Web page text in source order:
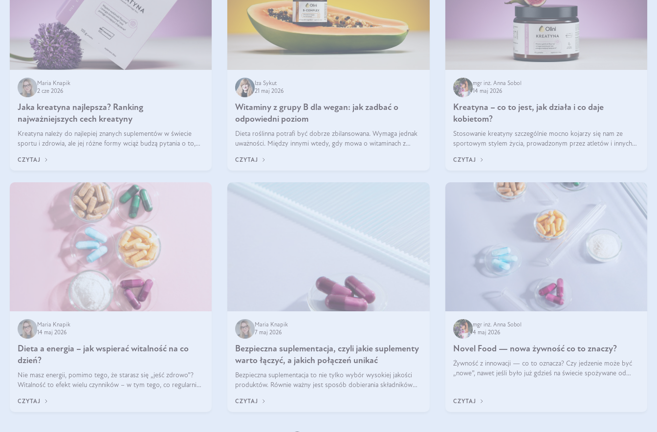
Maria Knapik
2 cze 2026
Jaka kreatyna najlepsza? Ranking
najważniejszych cech kreatyny
Kreatyna należy do najlepiej znanych suplementów w świecie
sportu i zdrowia, ale jej różne formy wciąż budzą pytania o to,
przyglądamy się temu, jaka forma kreatyny jest najlepsza.
CZYTAJ
Iza Sykut
21 maj 2026
Witaminy z grupy B dla wegan: jak zadbać o
odpowiedni poziom
Dieta roślinna potrafi być dobrze zbilansowana. Wymaga jednak
uważności. Między innymi wtedy, gdy mowa o witaminach z
naczyń połączonych.
CZYTAJ
mgr inż. Anna Sobol
14 maj 2026
Kreatyna – co to jest, jak działa i co daje
kobietom?
Stosowanie kreatyny szczególnie mocno kojarzy się nam ze
sportowym stylem życia, prowadzonym przez atletów i innych
ten naturalny metabolit aminokwasów poprawia wydolność i
CZYTAJ
Maria Knapik
14 maj 2026
Dieta a energia – jak wspierać witalność na co
dzień?
Nie masz energii, pomimo tego, że starasz się „jeść zdrowo”?
Witalność to efekt wielu czynników – w tym tego, co regularnie
się w zależności od osoby
CZYTAJ
Maria Knapik
7 maj 2026
Bezpieczna suplementacja, czyli jakie suplementy
warto łączyć, a jakich połączeń unikać
Bezpieczna suplementacja to nie tylko wybór wysokiej jakości
produktów. Równie ważny jest sposób dobierania składników
łączyć suplementy diety? Poznaj nasze wskazówki.
CZYTAJ
mgr inż. Anna Sobol
4 maj 2026
Novel Food — nowa żywność co to znaczy?
Żywność z innowacji — co to oznacza? Czy jedzenie może być
„nowe”, nawet jeśli było już gdzieś na świecie spożywane od
poznasz definicję n
CZYTAJ